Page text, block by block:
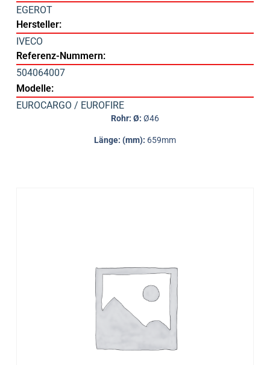
EGEROT
Hersteller:
IVECO
Referenz-Nummern:
504064007
Modelle:
EUROCARGO / EUROFIRE
Rohr: Ø: Ø46
Länge: (mm): 659mm